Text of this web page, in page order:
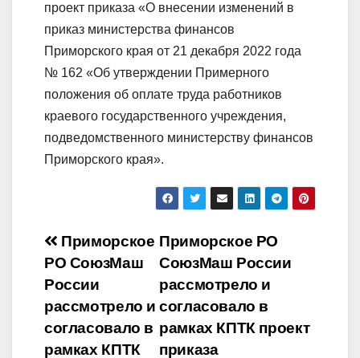
проект приказа «О внесении изменений в
приказ министерства финансов
Приморского края от 21 декабря 2022 года
№ 162 «Об утверждении Примерного
положения об оплате труда работников
краевого государственного учреждения,
подведомственного министерству финансов
Приморского края».
Навигация
по
записям
Приморское РО
СоюзМаш России
рассмотрело и
согласовало в
рамках КПТК проект
приказа
Приморское
РО СоюзМаш
России
рассмотрело и
согласовало в
рамках КПТК